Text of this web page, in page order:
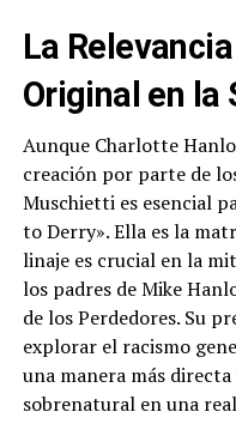
La
Original en la
Aunque Charlotte
creación por parte de
Muschietti es esencial
to Derry». Ella es la
linaje es crucial en la
los padres de Mike
de los Perdedores. Su
explorar el racismo
una manera más
sobrenatural en una